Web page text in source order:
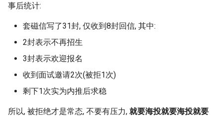
事后统计:
套磁信写了31封, 仅收到8封回信, 其中:
2封表示不再招生
3封表示欢迎报名
收到面试邀请2次(被拒1次)
剩下1次实为内推后求稳
所以, 被拒绝才是常态, 不要有压力, 就要海投就要海投就要